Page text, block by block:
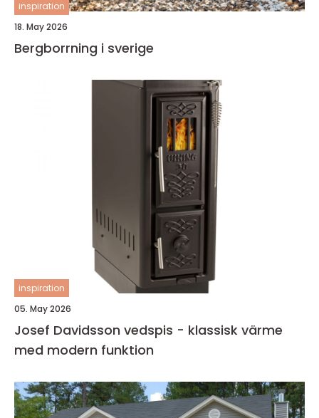
inspiration
18. May 2026
Bergborrning i sverige
inspiration
05. May 2026
Josef Davidsson vedspis - klassisk värme
med modern funktion